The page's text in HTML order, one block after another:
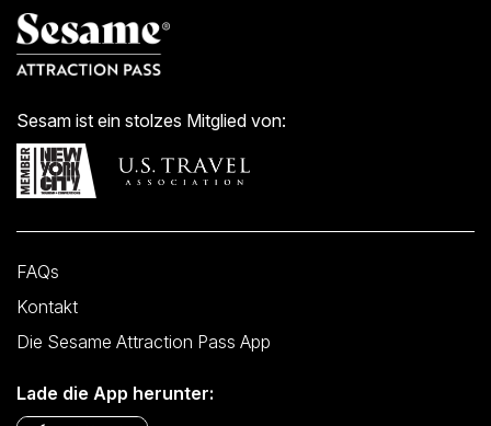
Sesam ist ein stolzes Mitglied von:
FAQs
Kontakt
Die Sesame Attraction Pass App
Lade die App herunter: